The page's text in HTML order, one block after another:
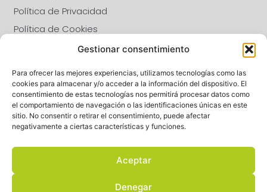
Gestionar consentimiento
Para ofrecer las mejores experiencias, utilizamos tecnologías como las
cookies para almacenar y/o acceder a la información del dispositivo. El
consentimiento de estas tecnologías nos permitirá procesar datos como
el comportamiento de navegación o las identificaciones únicas en este
sitio. No consentir o retirar el consentimiento, puede afectar
negativamente a ciertas características y funciones.
Aceptar
Denegar
Política de Privacidad
Política de Cookies
Calidad y Gestión Ambiental
SÍGUENOS
CALIDAD